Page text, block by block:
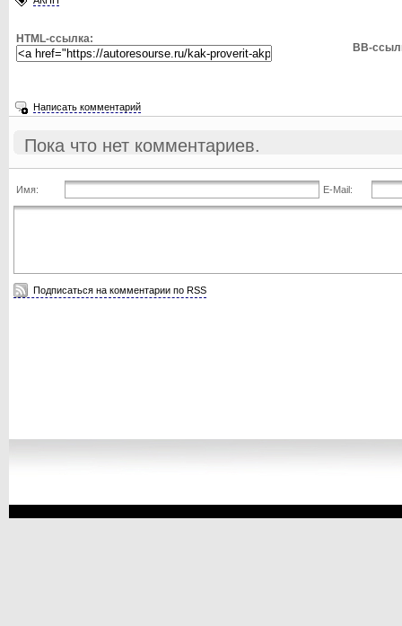
HTML-ссылка:
BB-
Написать комментарий
Пока что нет комментариев.
Имя: E-Mail:
Подписаться на комментарии по RSS